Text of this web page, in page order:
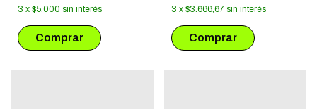
3 x $5.000 sin interés
3 x $3.666,67 sin interés